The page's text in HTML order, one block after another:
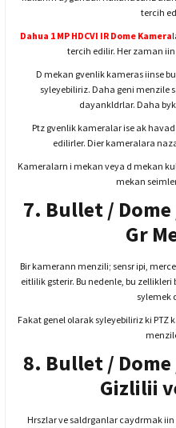
tercih
Dahua 1 MP HDCVI IR Dome Kamera
tercih edilir. Her zaman
D mekan gvenlik kameras iinse
syleyebiliriz. Daha geni menzile
dayankldrlar. Daha
Ptz gvenlik kameralar ise ak
edilirler. Dier kameralara
Kameralarn i mekan veya d mekan
mekan
7. Bullet /
Gr
Bir kamerann menzili; sensr ipi,
eitlilik gsterir. Bu nedenle, bu
sylemek
Fakat genel olarak syleyebiliriz ki
8. Bullet /
Gizlilii
Hrszlar ve saldrganlar caydrmak